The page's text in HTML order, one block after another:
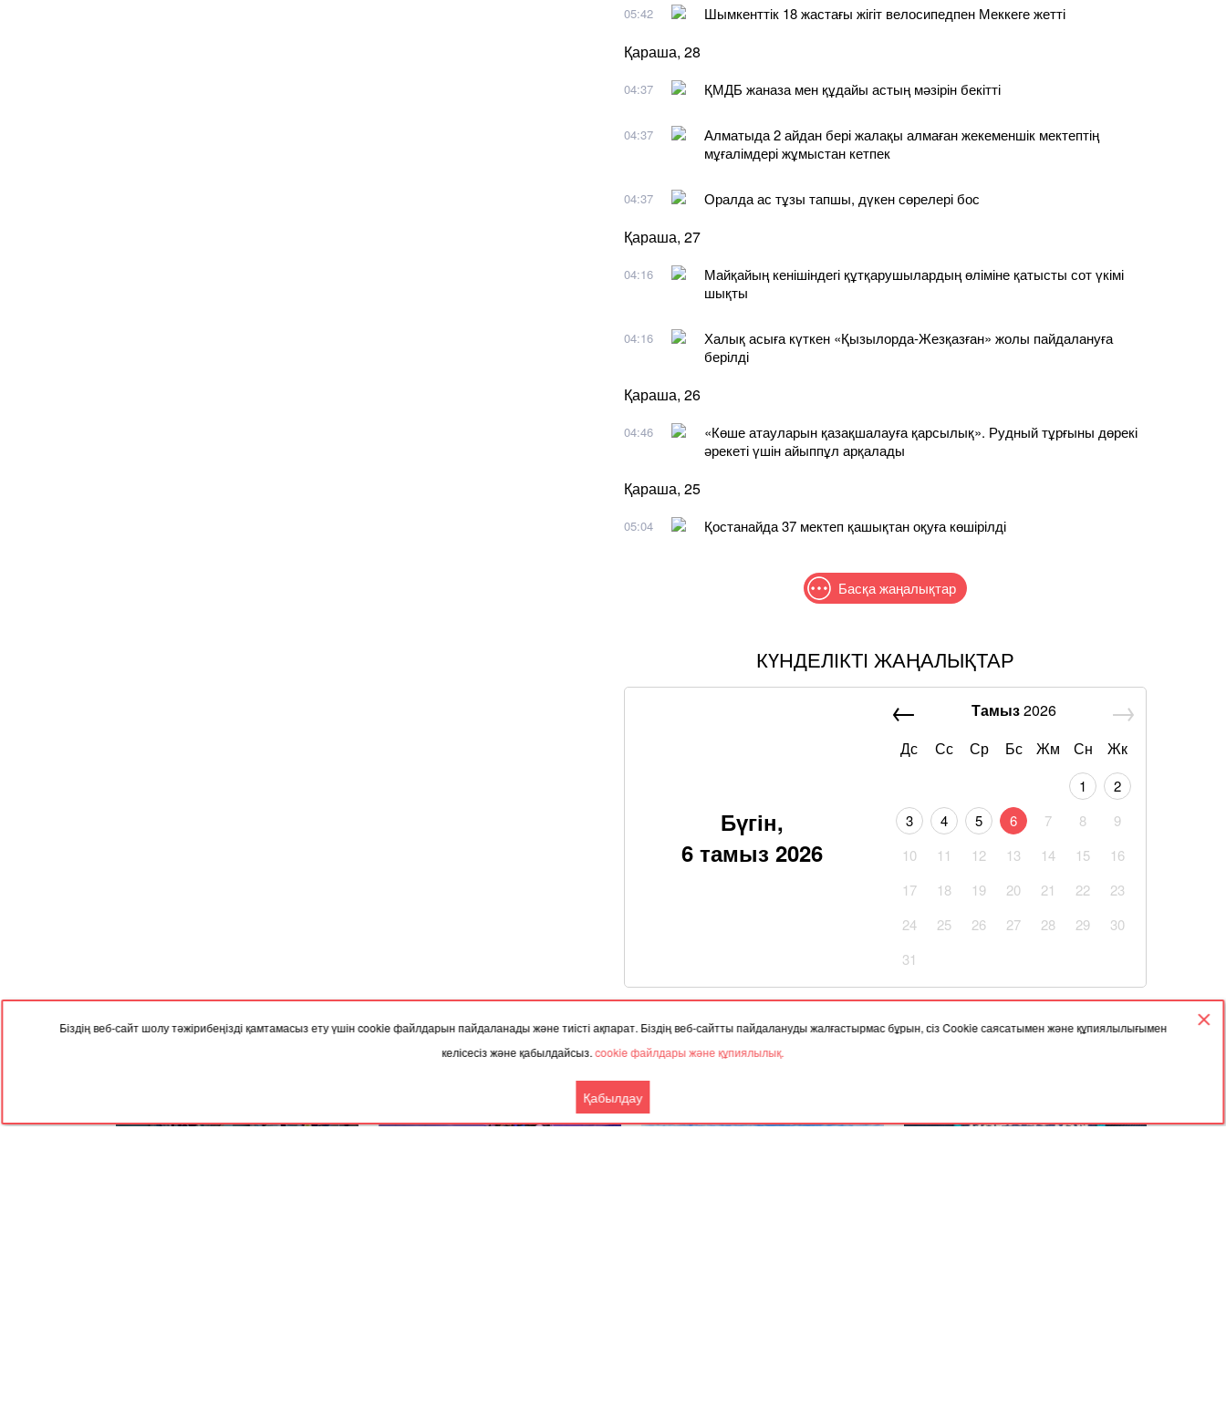
Біздің веб-сайт шолу тәжірибеңізді қамтамасыз ету үшін cookie файлдарын пайдаланады және тиісті ақпарат. Біздің веб-сайтты пайдалануды жалғастырмас бұрын, сіз Cookie саясатымен және құпиялылығымен
келісесіз және қабылдайсыз.cookie файлдары және құпиялылық.
Қабылдау
05:42 Шымкенттік 18 жастағы жігіт велосипедпен Меккеге жетті
Қараша, 28
04:37 ҚМДБ жаназа мен құдайы астың мәзірін бекітті
04:37
Алматыда 2 айдан бері жалақы алмаған жекеменшік мектептің
мұғалімдері жұмыстан кетпек
04:37 Оралда ас тұзы тапшы, дүкен сөрелері бос
Қараша, 27
04:16
Майқайың кенішіндегі құтқарушылардың өліміне қатысты сот үкімі
шықты
04:16
Халық асыға күткен «Қызылорда-Жезқазған» жолы пайдалануға
берілді
Қараша, 26
04:46
«Көше атауларын қазақшалауға қарсылық». Рудный тұрғыны дөрекі
әрекеті үшін айыппұл арқалады
Қараша, 25
05:04 Қостанайда 37 мектеп қашықтан оқуға көшірілді
Басқа жаңалықтар
КҮНДЕЛІКТІ ЖАҢАЛЫҚТАР
Бүгін,
6 тамыз 2026
Тамыз2026
Дс
Сс Ср Бс Жм Сн Жк
1
2
3
4 5 6 7 8
9
10
11 12 13 14 15
16
17
18 19 20 21 22
23
24
25 26 27 28 29
30
31
ТАҚЫРЫП БОЙЫНША ЖАҢАЛЫҚТАР